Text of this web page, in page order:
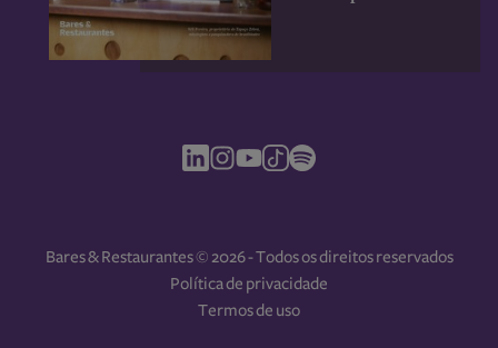
Bares & Restaurantes © 2026 - Todos os direitos reservados
Política de privacidade
Termos de uso